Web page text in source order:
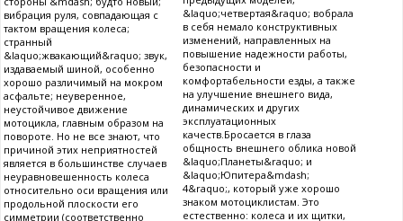
вибрация руля, совпадающая с
тактом вращения колеса;
странный
&laquo;жвакающий&raquo; звук,
издаваемый шиной, особенно
хорошо различимый на мокром
асфальте; неуверенное,
неустойчивое движение
мотоцикла, главным образом на
повороте. Но не все знают, что
причиной этих неприятностей
является в большинстве случаев
неуравновешенность колеса
относительно оси вращения или
продольной плоскости его
симметрии (соответственно
&laquo;четвертая&raquo; вобрала
в себя немало конструктивных
изменений, направленных на
повышение надежности работы,
безопасности и
комфортабельности езды, а также
на улучшение внешнего вида,
динамических и других
эксплуатационных
качеств.Бросается в глаза
общность внешнего облика новой
&laquo;Планеты&raquo; и
&laquo;Юпитера&mdash;
4&raquo;, который уже хорошо
знаком мотоциклистам. Это
естественно: колеса и их щитки,